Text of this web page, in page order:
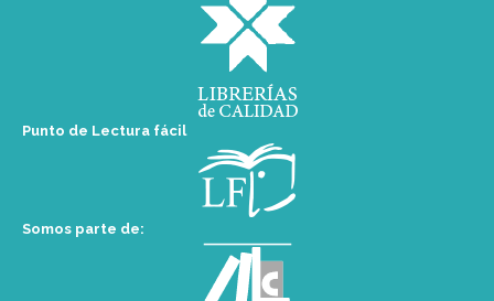
Punto de Lectura fácil
Somos parte de: